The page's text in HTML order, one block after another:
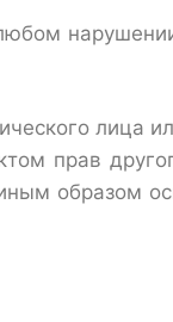
лица
прав
образом